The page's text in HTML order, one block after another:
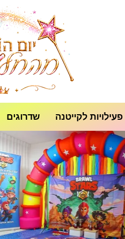
פעילויות לקייטנה שדרוגים